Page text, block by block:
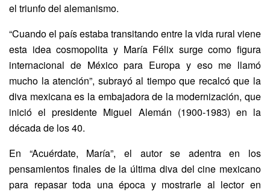
el triunfo del alemanismo.
“Cuando el país estaba transitando entre la vida rural viene
esta idea cosmopolita y María Félix surge como figura
internacional de México para Europa y eso me llamó
mucho la atención”, subrayó al tiempo que recalcó que la
diva mexicana es la embajadora de la modernización, que
inició el presidente Miguel Alemán (1900-1983) en la
década de los 40.
En “Acuérdate, María”, el autor se adentra en los
pensamientos finales de la última diva del cine mexicano
para repasar toda una época y mostrarle al lector en